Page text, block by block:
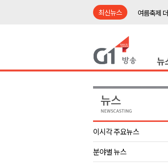
최신뉴스
여름축제
검찰청 폐
영월군, 국·
삼척 공
강원자치도
뉴
이시각 주요뉴스
분야별 뉴스